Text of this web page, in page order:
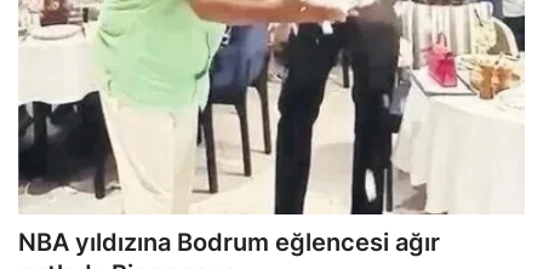
Aktüel Magazin
Hakkımızda
İletişim
Asayiş
Çevre
NBA yıldızına Bodrum eğlencesi ağır